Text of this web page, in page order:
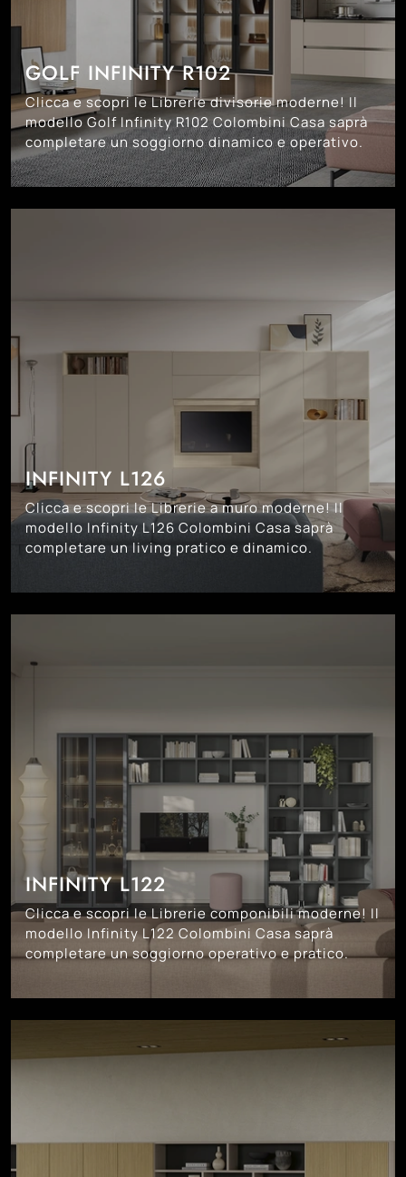
GOLF INFINITY R102
Clicca e scopri le Librerie divisorie moderne! Il
modello Golf Infinity R102 Colombini Casa saprà
completare un soggiorno dinamico e operativo.
INFINITY L126
Clicca e scopri le Librerie a muro moderne! Il
modello Infinity L126 Colombini Casa saprà
completare un living pratico e dinamico.
INFINITY L122
Clicca e scopri le Librerie componibili moderne! Il
modello Infinity L122 Colombini Casa saprà
completare un soggiorno operativo e pratico.